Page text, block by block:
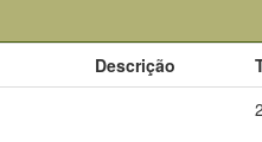
Descrição